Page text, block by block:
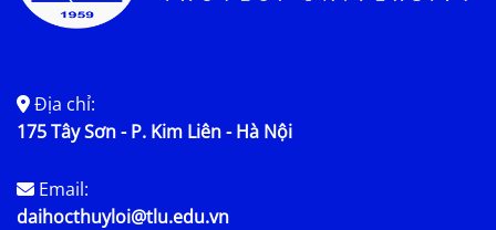
Địa chỉ:
175 Tây Sơn - P. Kim Liên - Hà Nội
Email:
daihocthuyloi@tlu.edu.vn